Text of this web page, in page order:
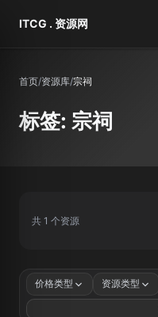
ITCG . 资源网
首页/资源库/宗祠
标签: 宗祠
共 1 个资源
价格类型 资源类型